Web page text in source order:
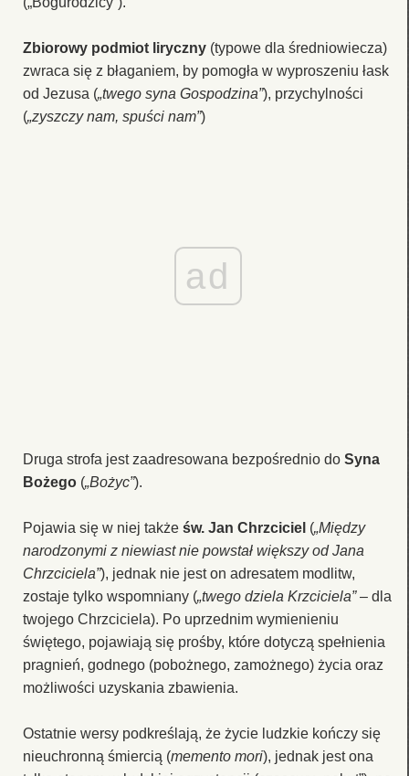
Zbiorowy podmiot liryczny (typowe dla średniowiecza)
zwraca się z błaganiem, by pomogła w wyproszeniu łask
od Jezusa („twego syna Gospodzina”), przychylności
(„zyszczy nam, spuści nam”)
ad
Druga strofa jest zaadresowana bezpośrednio do Syna
Bożego („Bożyc”).
Pojawia się w niej także św. Jan Chrzciciel („Między
narodzonymi z niewiast nie powstał większy od Jana
Chrzciciela”), jednak nie jest on adresatem modlitw,
zostaje tylko wspomniany („twego dziela Krzciciela”– dla
twojego Chrzciciela). Po uprzednim wymienieniu
świętego, pojawiają się prośby, które dotyczą spełnienia
pragnień, godnego (pobożnego, zamożnego) życia oraz
możliwości uzyskania zbawienia.
Ostatnie wersy podkreślają, że życie ludzkie kończy się
nieuchronną śmiercią (memento mori), jednak jest ona